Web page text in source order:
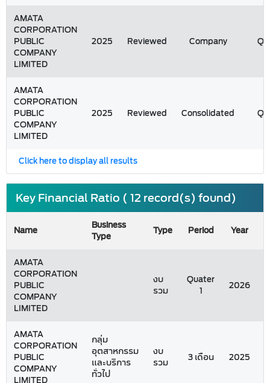
AMATA
CORPORATION
PUBLIC
COMPANY
LIMITED
2025 Reviewed Company Q1
AMATA
CORPORATION
PUBLIC
COMPANY
LIMITED
2025 Reviewed Consolidated Q1
Click here to display all results
Key Financial Ratio ( 12 record(s) found)
Name
Business
Type
Type Period Year
AMATA
CORPORATION
PUBLIC
COMPANY
LIMITED
งบ
รวม
Quater
1
2026
AMATA
CORPORATION
PUBLIC
COMPANY
กลุ่ม
อุตสาหกรรม
และบริการ
ทั่วไป
งบ
รวม
3 เดือน 2025